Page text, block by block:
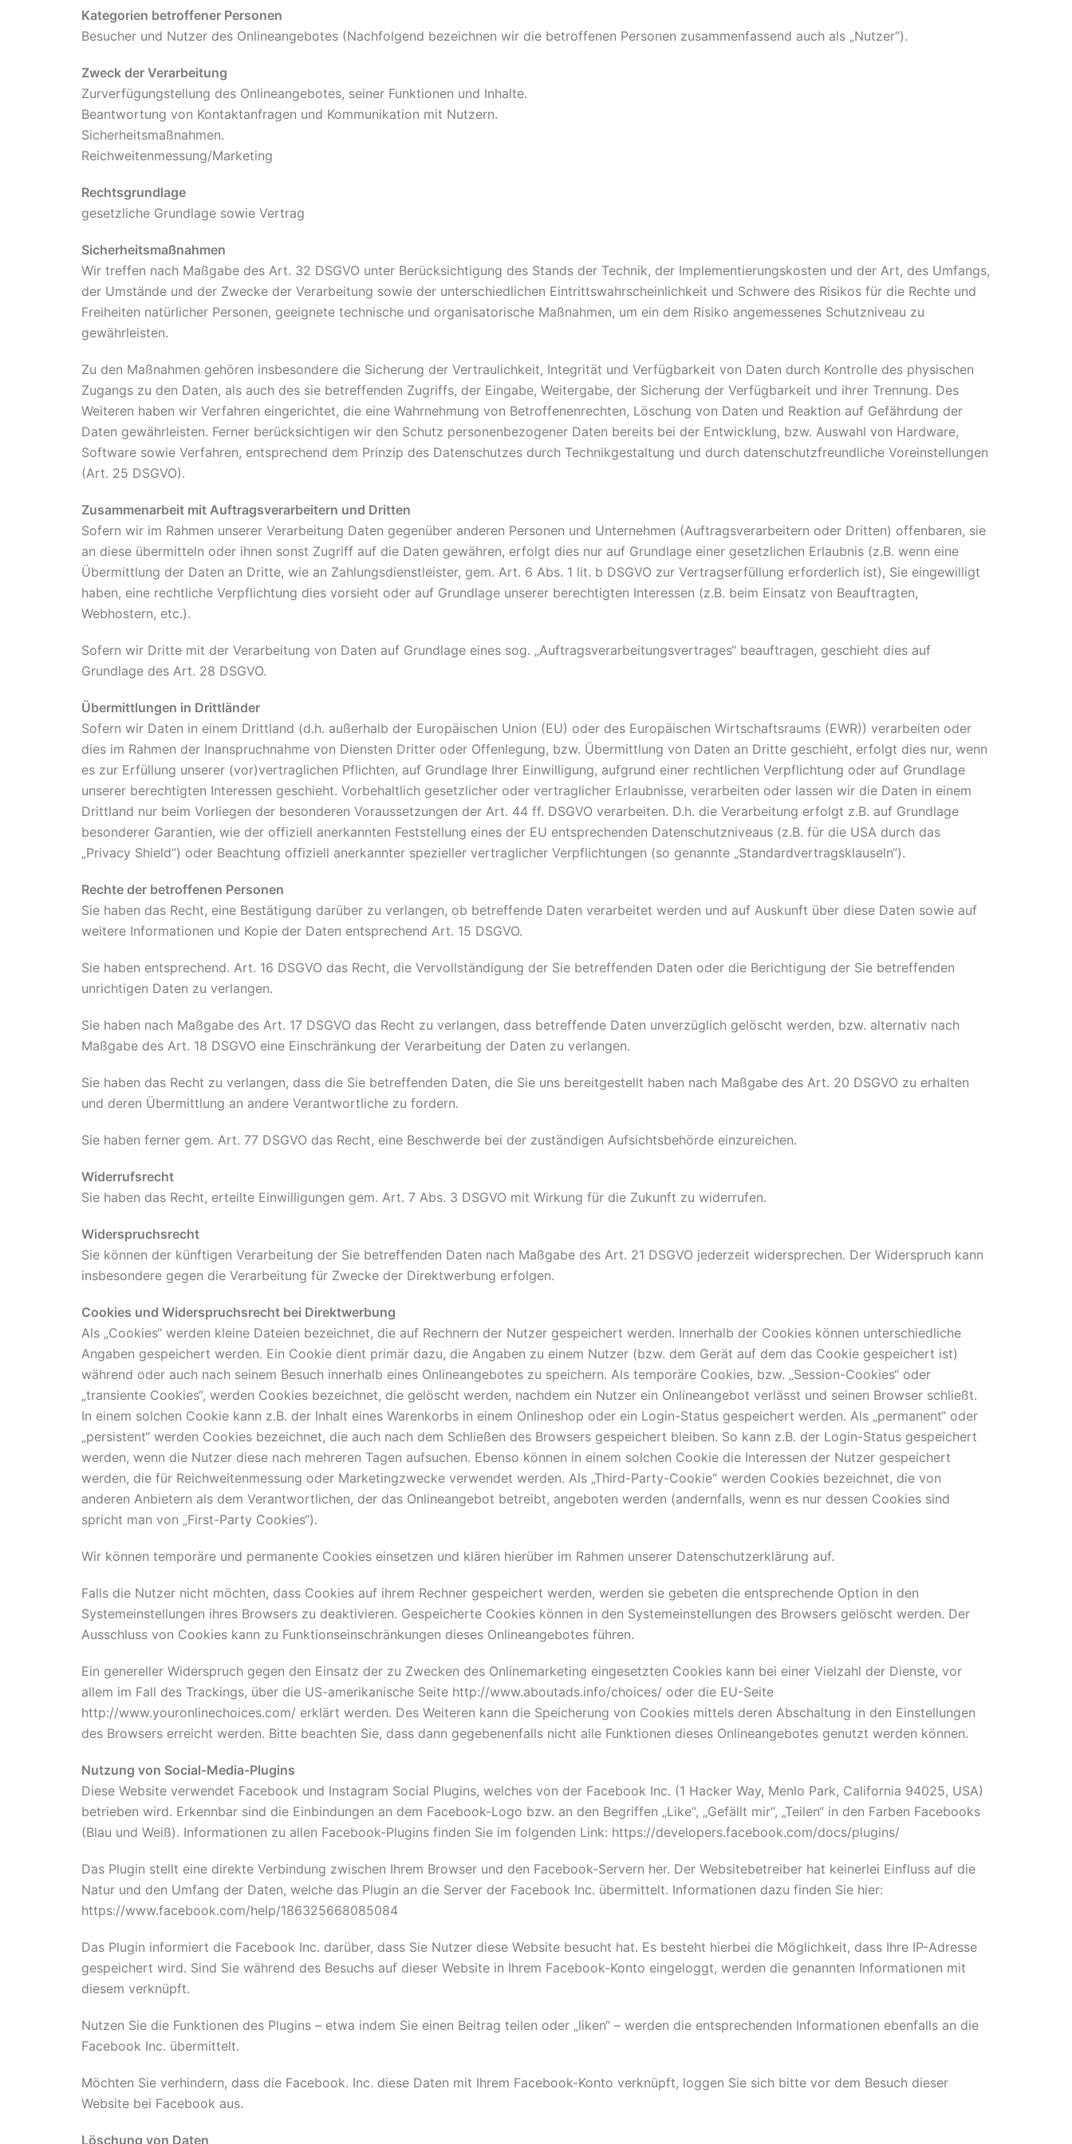
Kategorien betroffener Personen
Besucher und Nutzer des Onlineangebotes (Nachfolgend bezeichnen wir die betroffenen Personen zusammenfassend auch als „Nutzer“).
Zweck der Verarbeitung
Zurverfügungstellung des Onlineangebotes, seiner Funktionen und Inhalte.
Beantwortung von Kontaktanfragen und Kommunikation mit Nutzern.
Sicherheitsmaßnahmen.
Reichweitenmessung/Marketing
Rechtsgrundlage
gesetzliche Grundlage sowie Vertrag
Sicherheitsmaßnahmen
Wir treffen nach Maßgabe des Art. 32 DSGVO unter Berücksichtigung des Stands der Technik, der Implementierungskosten und der Art, des Umfangs,
der Umstände und der Zwecke der Verarbeitung sowie der unterschiedlichen Eintrittswahrscheinlichkeit und Schwere des Risikos für die Rechte und
Freiheiten natürlicher Personen, geeignete technische und organisatorische Maßnahmen, um ein dem Risiko angemessenes Schutzniveau zu
gewährleisten.
Zu den Maßnahmen gehören insbesondere die Sicherung der Vertraulichkeit, Integrität und Verfügbarkeit von Daten durch Kontrolle des physischen
Zugangs zu den Daten, als auch des sie betreffenden Zugriffs, der Eingabe, Weitergabe, der Sicherung der Verfügbarkeit und ihrer Trennung. Des
Weiteren haben wir Verfahren eingerichtet, die eine Wahrnehmung von Betroffenenrechten, Löschung von Daten und Reaktion auf Gefährdung der
Daten gewährleisten. Ferner berücksichtigen wir den Schutz personenbezogener Daten bereits bei der Entwicklung, bzw. Auswahl von Hardware,
Software sowie Verfahren, entsprechend dem Prinzip des Datenschutzes durch Technikgestaltung und durch datenschutzfreundliche Voreinstellungen
(Art. 25 DSGVO).
Zusammenarbeit mit Auftragsverarbeitern und Dritten
Sofern wir im Rahmen unserer Verarbeitung Daten gegenüber anderen Personen und Unternehmen (Auftragsverarbeitern oder Dritten) offenbaren, sie
an diese übermitteln oder ihnen sonst Zugriff auf die Daten gewähren, erfolgt dies nur auf Grundlage einer gesetzlichen Erlaubnis (z.B. wenn eine
Übermittlung der Daten an Dritte, wie an Zahlungsdienstleister, gem. Art. 6 Abs. 1 lit. b DSGVO zur Vertragserfüllung erforderlich ist), Sie eingewilligt
haben, eine rechtliche Verpflichtung dies vorsieht oder auf Grundlage unserer berechtigten Interessen (z.B. beim Einsatz von Beauftragten,
Webhostern, etc.).
Sofern wir Dritte mit der Verarbeitung von Daten auf Grundlage eines sog. „Auftragsverarbeitungsvertrages“ beauftragen, geschieht dies auf
Grundlage des Art. 28 DSGVO.
Übermittlungen in Drittländer
Sofern wir Daten in einem Drittland (d.h. außerhalb der Europäischen Union (EU) oder des Europäischen Wirtschaftsraums (EWR)) verarbeiten oder
dies im Rahmen der Inanspruchnahme von Diensten Dritter oder Offenlegung, bzw. Übermittlung von Daten an Dritte geschieht, erfolgt dies nur, wenn
es zur Erfüllung unserer (vor)vertraglichen Pflichten, auf Grundlage Ihrer Einwilligung, aufgrund einer rechtlichen Verpflichtung oder auf Grundlage
unserer berechtigten Interessen geschieht. Vorbehaltlich gesetzlicher oder vertraglicher Erlaubnisse, verarbeiten oder lassen wir die Daten in einem
Drittland nur beim Vorliegen der besonderen Voraussetzungen der Art. 44 ff. DSGVO verarbeiten. D.h. die Verarbeitung erfolgt z.B. auf Grundlage
besonderer Garantien, wie der offiziell anerkannten Feststellung eines der EU entsprechenden Datenschutzniveaus (z.B. für die USA durch das
„Privacy Shield“) oder Beachtung offiziell anerkannter spezieller vertraglicher Verpflichtungen (so genannte „Standardvertragsklauseln“).
Rechte der betroffenen Personen
Sie haben das Recht, eine Bestätigung darüber zu verlangen, ob betreffende Daten verarbeitet werden und auf Auskunft über diese Daten sowie auf
weitere Informationen und Kopie der Daten entsprechend Art. 15 DSGVO.
Sie haben entsprechend. Art. 16 DSGVO das Recht, die Vervollständigung der Sie betreffenden Daten oder die Berichtigung der Sie betreffenden
unrichtigen Daten zu verlangen.
Sie haben nach Maßgabe des Art. 17 DSGVO das Recht zu verlangen, dass betreffende Daten unverzüglich gelöscht werden, bzw. alternativ nach
Maßgabe des Art. 18 DSGVO eine Einschränkung der Verarbeitung der Daten zu verlangen.
Sie haben das Recht zu verlangen, dass die Sie betreffenden Daten, die Sie uns bereitgestellt haben nach Maßgabe des Art. 20 DSGVO zu erhalten
und deren Übermittlung an andere Verantwortliche zu fordern.
Sie haben ferner gem. Art. 77 DSGVO das Recht, eine Beschwerde bei der zuständigen Aufsichtsbehörde einzureichen.
Widerrufsrecht
Sie haben das Recht, erteilte Einwilligungen gem. Art. 7 Abs. 3 DSGVO mit Wirkung für die Zukunft zu widerrufen.
Widerspruchsrecht
Sie können der künftigen Verarbeitung der Sie betreffenden Daten nach Maßgabe des Art. 21 DSGVO jederzeit widersprechen. Der Widerspruch kann
insbesondere gegen die Verarbeitung für Zwecke der Direktwerbung erfolgen.
Cookies und Widerspruchsrecht bei Direktwerbung
Als „Cookies“ werden kleine Dateien bezeichnet, die auf Rechnern der Nutzer gespeichert werden. Innerhalb der Cookies können unterschiedliche
Angaben gespeichert werden. Ein Cookie dient primär dazu, die Angaben zu einem Nutzer (bzw. dem Gerät auf dem das Cookie gespeichert ist)
während oder auch nach seinem Besuch innerhalb eines Onlineangebotes zu speichern. Als temporäre Cookies, bzw. „Session-Cookies“ oder
„transiente Cookies“, werden Cookies bezeichnet, die gelöscht werden, nachdem ein Nutzer ein Onlineangebot verlässt und seinen Browser schließt.
In einem solchen Cookie kann z.B. der Inhalt eines Warenkorbs in einem Onlineshop oder ein Login-Status gespeichert werden. Als „permanent“ oder
„persistent“ werden Cookies bezeichnet, die auch nach dem Schließen des Browsers gespeichert bleiben. So kann z.B. der Login-Status gespeichert
werden, wenn die Nutzer diese nach mehreren Tagen aufsuchen. Ebenso können in einem solchen Cookie die Interessen der Nutzer gespeichert
werden, die für Reichweitenmessung oder Marketingzwecke verwendet werden. Als „Third-Party-Cookie“ werden Cookies bezeichnet, die von
anderen Anbietern als dem Verantwortlichen, der das Onlineangebot betreibt, angeboten werden (andernfalls, wenn es nur dessen Cookies sind
spricht man von „First-Party Cookies“).
Wir können temporäre und permanente Cookies einsetzen und klären hierüber im Rahmen unserer Datenschutzerklärung auf.
Falls die Nutzer nicht möchten, dass Cookies auf ihrem Rechner gespeichert werden, werden sie gebeten die entsprechende Option in den
Systemeinstellungen ihres Browsers zu deaktivieren. Gespeicherte Cookies können in den Systemeinstellungen des Browsers gelöscht werden. Der
Ausschluss von Cookies kann zu Funktionseinschränkungen dieses Onlineangebotes führen.
Ein genereller Widerspruch gegen den Einsatz der zu Zwecken des Onlinemarketing eingesetzten Cookies kann bei einer Vielzahl der Dienste, vor
allem im Fall des Trackings, über die US-amerikanische Seite http://www.aboutads.info/choices/ oder die EU-Seite
http://www.youronlinechoices.com/ erklärt werden. Des Weiteren kann die Speicherung von Cookies mittels deren Abschaltung in den Einstellungen
des Browsers erreicht werden. Bitte beachten Sie, dass dann gegebenenfalls nicht alle Funktionen dieses Onlineangebotes genutzt werden können.
Nutzung von Social-Media-Plugins
Diese Website verwendet Facebook und Instagram Social Plugins, welches von der Facebook Inc. (1 Hacker Way, Menlo Park, California 94025, USA)
betrieben wird. Erkennbar sind die Einbindungen an dem Facebook-Logo bzw. an den Begriffen „Like“, „Gefällt mir“, „Teilen“ in den Farben Facebooks
(Blau und Weiß). Informationen zu allen Facebook-Plugins finden Sie im folgenden Link: https://developers.facebook.com/docs/plugins/
Das Plugin stellt eine direkte Verbindung zwischen Ihrem Browser und den Facebook-Servern her. Der Websitebetreiber hat keinerlei Einfluss auf die
Natur und den Umfang der Daten, welche das Plugin an die Server der Facebook Inc. übermittelt. Informationen dazu finden Sie hier:
https://www.facebook.com/help/186325668085084
Das Plugin informiert die Facebook Inc. darüber, dass Sie Nutzer diese Website besucht hat. Es besteht hierbei die Möglichkeit, dass Ihre IP-Adresse
gespeichert wird. Sind Sie während des Besuchs auf dieser Website in Ihrem Facebook-Konto eingeloggt, werden die genannten Informationen mit
diesem verknüpft.
Nutzen Sie die Funktionen des Plugins – etwa indem Sie einen Beitrag teilen oder „liken“ – werden die entsprechenden Informationen ebenfalls an die
Facebook Inc. übermittelt.
Möchten Sie verhindern, dass die Facebook. Inc. diese Daten mit Ihrem Facebook-Konto verknüpft, loggen Sie sich bitte vor dem Besuch dieser
Website bei Facebook aus.
Löschung von Daten